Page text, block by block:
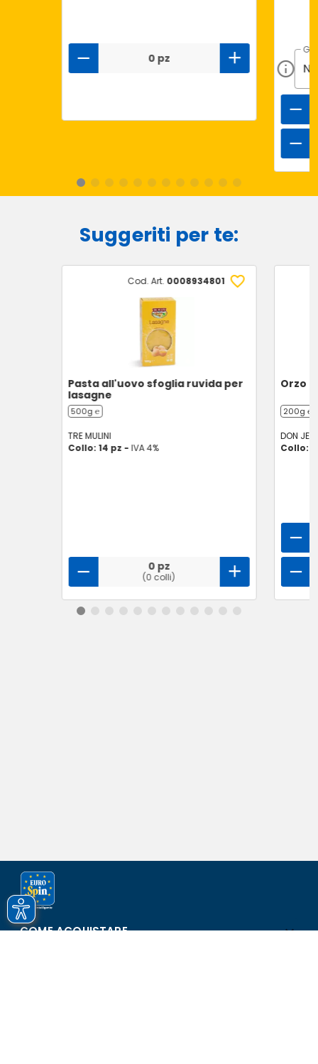
0 pz
Suggeriti per te:
Cod. Art. 0008934801
Pasta all'uovo sfoglia ruvida per
lasagne
500g ℮
TRE MULINI
Collo: 14 pz - IVA 4%
0 pz
(0 colli)
Orzo
200g ℮
DON
Collo:
COME ACQUISTARE